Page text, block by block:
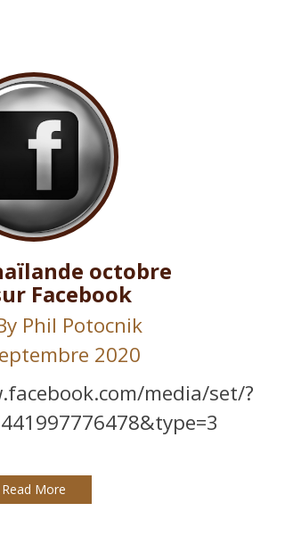
octobre
Facebook
Phil Potocnik
2020
media/set/?
Read More